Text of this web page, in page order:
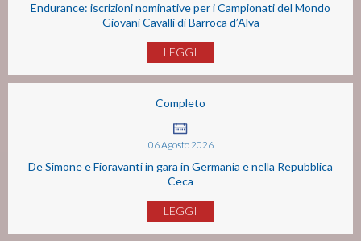
Endurance: iscrizioni nominative per i Campionati del Mondo
Giovani Cavalli di Barroca d’Alva
LEGGI
Completo
06Agosto2026
De Simone e Fioravanti in gara in Germania e nella Repubblica
Ceca
LEGGI